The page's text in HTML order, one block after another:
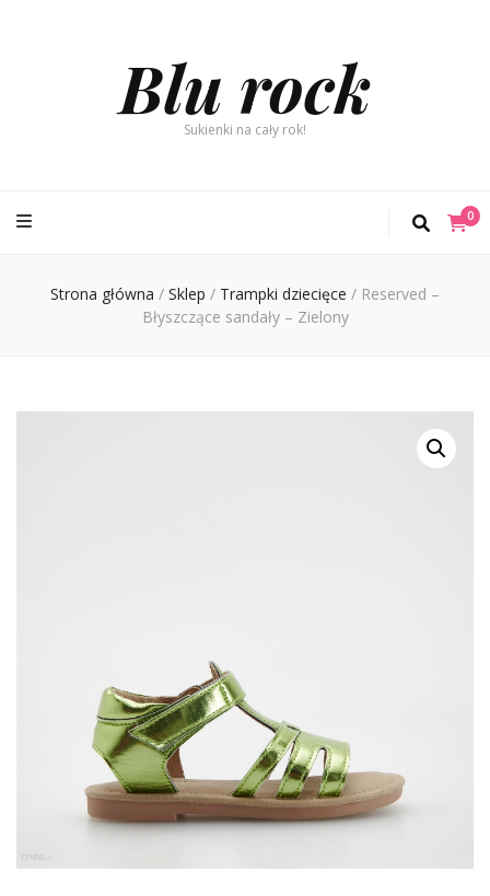
Blu rock
Sukienki na cały rok!
0
Strona główna / Sklep / Trampki dziecięce / Reserved –
Błyszczące sandały – Zielony